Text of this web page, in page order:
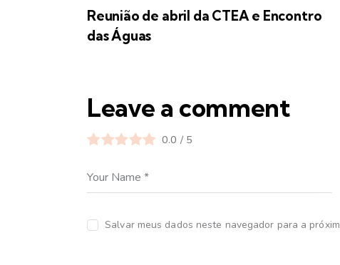
Reunião de abril da CTEA e Encontro
das Águas
Leave a comment
0.0 / 5
Salvar meus dados neste navegador para a